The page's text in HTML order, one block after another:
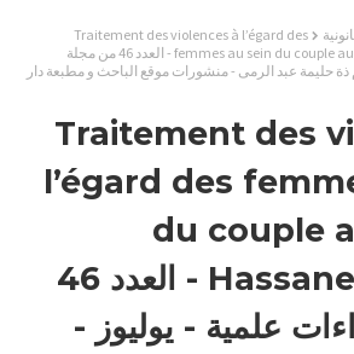
Traitement des violences à l’égard des
femmes au sein du couple au Maroc - Hassane MOUHIM - العدد 46 من مجلة
ذة حليمة عبد الرمى - منشورات موقع الباحث و مطبعة دار
Traitement des
l’égard des
du couple
Hassane MOUHIM - العدد 46
علمية - يوليوز -